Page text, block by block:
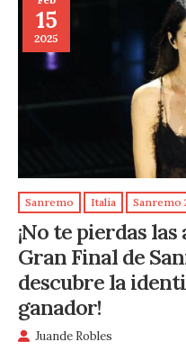
15
2025
Sanremo Italia Sanremo
¡No te pierdas
Gran Final de
descubre la
ganador!
Juande Robles